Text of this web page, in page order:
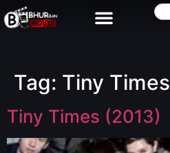
Tag: Tiny Times
Tiny Times (2013)